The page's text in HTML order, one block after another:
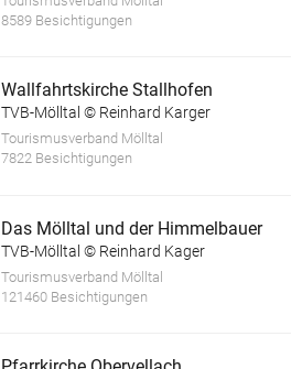
8589 Besichtigungen
Wallfahrtskirche Stallhofen
TVB-Mölltal © Reinhard Karger
Tourismusverband Mölltal
7822 Besichtigungen
Das Mölltal und der Himmelbauer
TVB-Mölltal © Reinhard Kager
Tourismusverband Mölltal
121460 Besichtigungen